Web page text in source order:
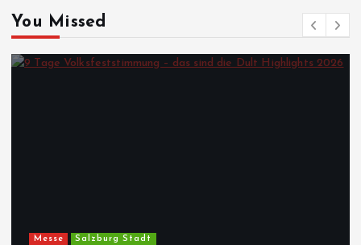
You Missed
Messe Salzburg Stadt